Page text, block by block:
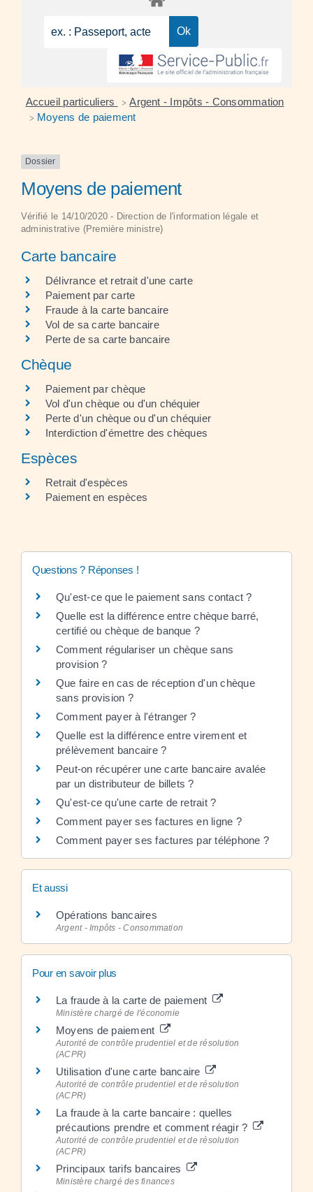
Accueil particuliers > Argent - Impôts - Consommation
> Moyens de paiement
Dossier
Moyens de paiement
Vérifié le 14/10/2020 - Direction de l'information légale et
administrative (Première ministre)
Carte bancaire
Délivrance et retrait d'une carte
Paiement par carte
Fraude à la carte bancaire
Vol de sa carte bancaire
Perte de sa carte bancaire
Chèque
Paiement par chèque
Vol d'un chèque ou d'un chéquier
Perte d'un chèque ou d'un chéquier
Interdiction d'émettre des chèques
Espèces
Retrait d'espèces
Paiement en espèces
Questions ? Réponses !
Qu'est-ce que le paiement sans contact ?
Quelle est la différence entre chèque barré,
certifié ou chèque de banque ?
Comment régulariser un chèque sans
provision ?
Que faire en cas de réception d'un chèque
sans provision ?
Comment payer à l'étranger ?
Quelle est la différence entre virement et
prélèvement bancaire ?
Peut-on récupérer une carte bancaire avalée
par un distributeur de billets ?
Qu'est-ce qu'une carte de retrait ?
Comment payer ses factures en ligne ?
Comment payer ses factures par téléphone ?
Et aussi
Opérations bancaires
Argent - Impôts - Consommation
Pour en savoir plus
La fraude à la carte de paiement
Ministère chargé de l'économie
Moyens de paiement
Autorité de contrôle prudentiel et de résolution
(ACPR)
Utilisation d'une carte bancaire
Autorité de contrôle prudentiel et de résolution
(ACPR)
La fraude à la carte bancaire : quelles
précautions prendre et comment réagir ?
Autorité de contrôle prudentiel et de résolution
(ACPR)
Principaux tarifs bancaires
Ministère chargé des finances